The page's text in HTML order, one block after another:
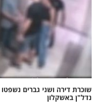
שוכרת דירה ושני גברים
נדל"ן באשקלון